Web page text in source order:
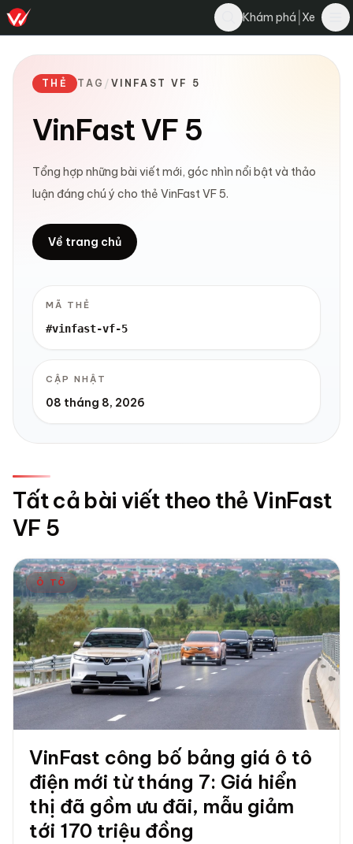
Khám phá Xe
THẺ TAG / VINFAST VF 5
VinFast VF 5
Tổng hợp những bài viết mới, góc nhìn nổi bật và thảo
luận đáng chú ý cho thẻ VinFast VF 5.
Về trang chủ
MÃ THẺ
#vinfast-vf-5
CẬP NHẬT
08 tháng 8, 2026
Tất cả bài viết theo thẻ VinFast
VF 5
Ô TÔ
VinFast công bố bảng giá ô tô
điện mới từ tháng 7: Giá hiển
thị đã gồm ưu đãi, mẫu giảm
tới 170 triệu đồng